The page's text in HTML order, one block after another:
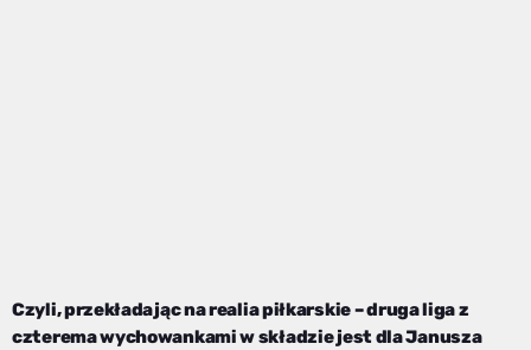
Czyli, przekładając na realia piłkarskie – druga liga z
czterema wychowankami w składzie jest dla Janusza